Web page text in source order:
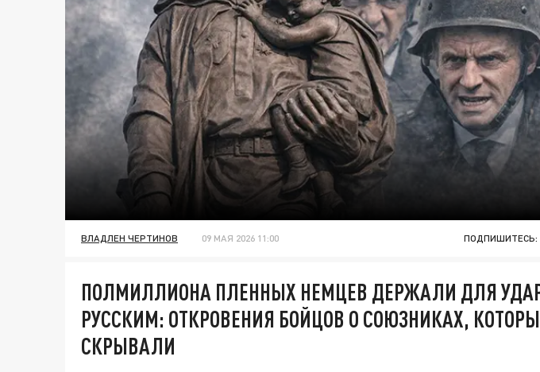
ВЛАДЛЕН ЧЕРТИНОВ 09 МАЯ 2026 11:00 ПОДПИШИТЕСЬ:
ПОЛМИЛЛИОНА ПЛЕННЫХ НЕМЦЕВ ДЕРЖАЛИ ДЛЯ
РУССКИМ: ОТКРОВЕНИЯ БОЙЦОВ О СОЮЗНИКАХ,
СКРЫВАЛИ